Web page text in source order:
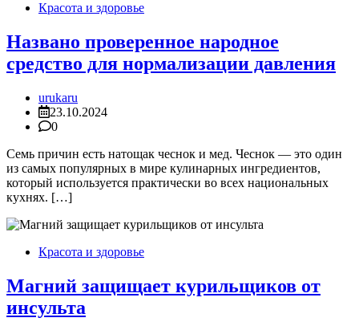
Красота и здоровье
Названо проверенное народное
средство для нормализации давления
urukaru
23.10.2024
0
Семь причин есть натощак чеснок и мед. Чеснок — это один
из самых популярных в мире кулинарных ингредиентов,
который используется практически во всех национальных
кухнях. […]
Красота и здоровье
Магний защищает курильщиков от
инсульта